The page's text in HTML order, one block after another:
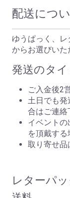
配送につ
ゆうぱっく、
からお選びいた
発送のタ
ご入金後2
土日でも発
合はご連絡
イベント
を頂戴する
取り寄せ品
レターパ